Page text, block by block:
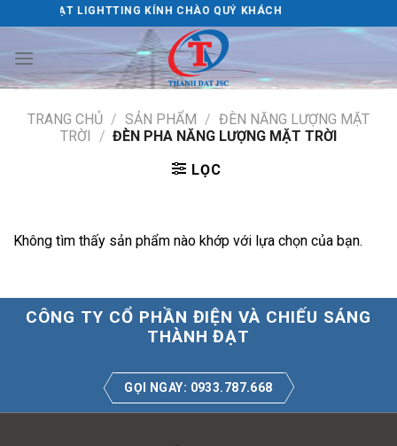
to
content
ĐẠT LIGHTTING KÍNH CHÀO QUÝ KHÁCH
TRANG CHỦ / SẢN PHẨM / ĐÈN NĂNG LƯỢNG MẶT
TRỜI
/ ĐÈN PHA NĂNG LƯỢNG MẶT TRỜI
LỌC
Không tìm thấy sản phẩm nào khớp với lựa chọn của bạn.
CÔNG TY CỔ PHẦN ĐIỆN VÀ CHIẾU SÁNG
THÀNH ĐẠT
GỌI NGAY: 0933.787.668